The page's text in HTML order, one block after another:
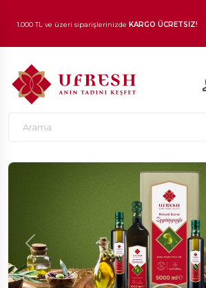
1.000 TL ve üzeri siparişlerinizde KARGO ÜCRETSİZ!
En beğenilen ürünlerdeİNDİRİMfırsatı!
Previous